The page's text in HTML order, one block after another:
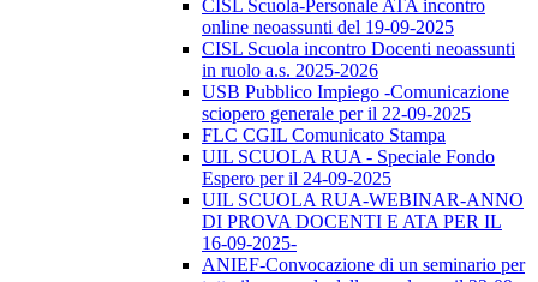
CISL Scuola-Personale ATA incontro
online neoassunti del 19-09-2025
CISL Scuola incontro Docenti neoassunti
in ruolo a.s. 2025-2026
USB Pubblico Impiego -Comunicazione
sciopero generale per il 22-09-2025
FLC CGIL Comunicato Stampa
UIL SCUOLA RUA - Speciale Fondo
Espero per il 24-09-2025
UIL SCUOLA RUA-WEBINAR-ANNO
DI PROVA DOCENTI E ATA PER IL
16-09-2025-
ANIEF-Convocazione di un seminario per